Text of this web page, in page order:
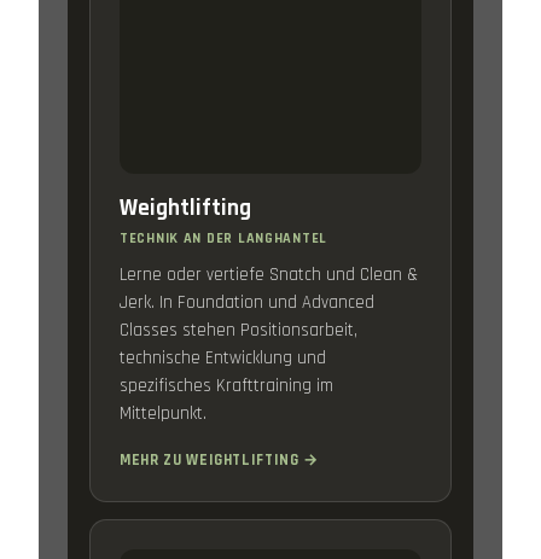
Weightlifting
TECHNIK AN DER LANGHANTEL
Lerne oder vertiefe Snatch und Clean &
Jerk. In Foundation und Advanced
Classes stehen Positionsarbeit,
technische Entwicklung und
spezifisches Krafttraining im
Mittelpunkt.
MEHR ZU WEIGHTLIFTING →